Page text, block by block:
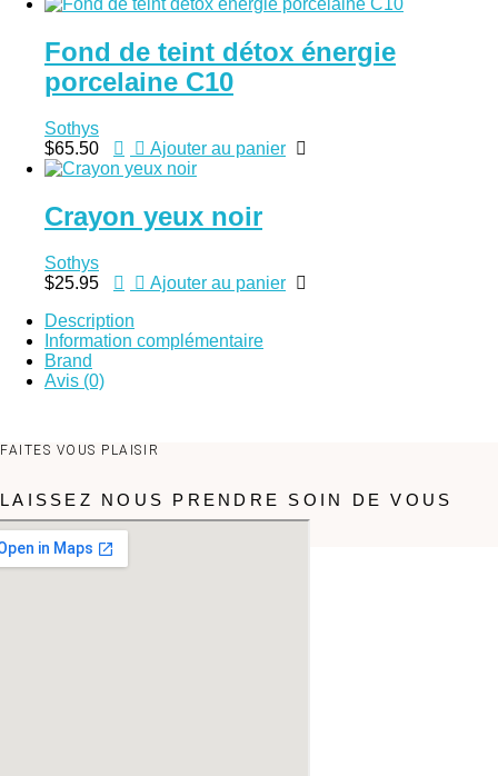
Fond de teint détox énergie
porcelaine C10
Sothys
$65.50 Ajouter au panier
Crayon yeux noir
Sothys
$25.95
Ajouter au panier
Description
Information complémentaire
Brand
Avis (0)
FAITES VOUS PLAISIR
LAISSEZ NOUS PRENDRE SOIN DE VOUS